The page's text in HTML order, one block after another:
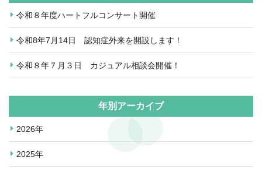
令和８年度ハートフルコンサート開催
令和8年7月14日 認知症外来を開設します！
令和８年７月３日 カジュアル相談会開催！
年別アーカイブ
2026年
2025年